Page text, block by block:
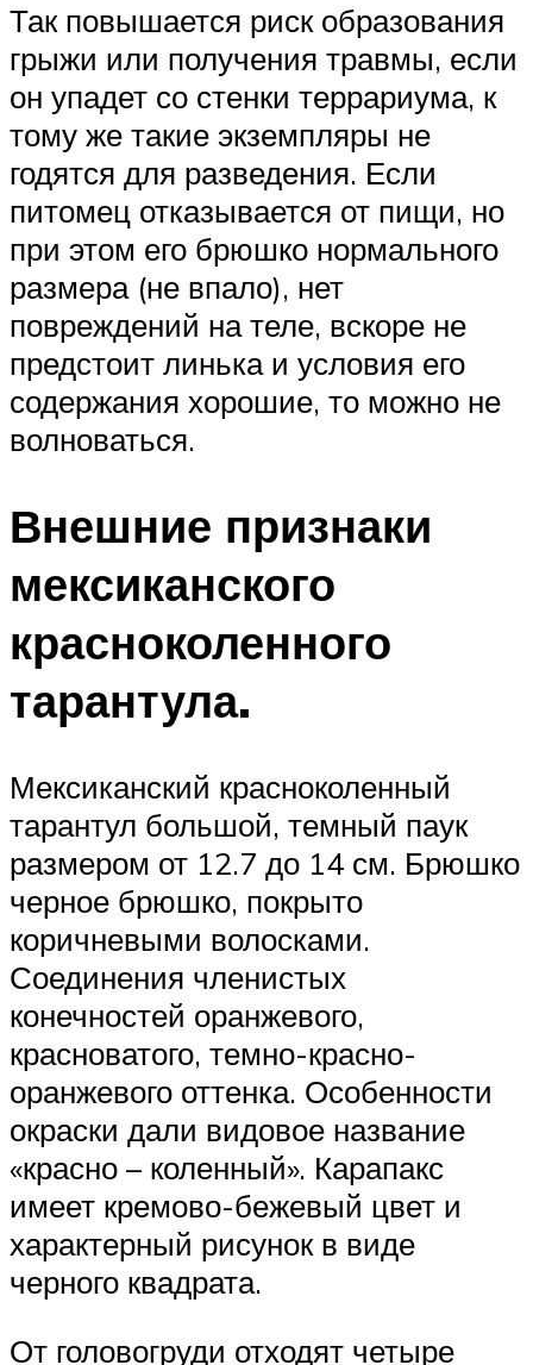
Так повышается риск образования
грыжи или получения травмы, если
он упадет со стенки террариума, к
тому же такие экземпляры не
годятся для разведения. Если
питомец отказывается от пищи, но
при этом его брюшко нормального
размера (не впало), нет
повреждений на теле, вскоре не
предстоит линька и условия его
содержания хорошие, то можно не
волноваться.
Внешние признаки
мексиканского
красноколенного
тарантула.
Мексиканский красноколенный
тарантул большой, темный паук
размером от 12.7 до 14 см. Брюшко
черное брюшко, покрыто
коричневыми волосками.
Соединения членистых
конечностей оранжевого,
красноватого, темно-красно-
оранжевого оттенка. Особенности
окраски дали видовое название
«красно – коленный». Карапакс
имеет кремово-бежевый цвет и
характерный рисунок в виде
черного квадрата.
От головогруди отходят четыре